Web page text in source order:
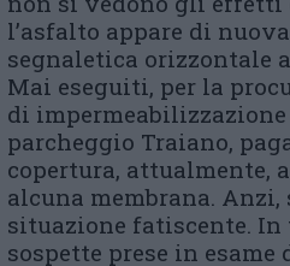
l’asfalto appare di
segnaletica orizzontale
Mai eseguiti, per la
di
parcheggio Traiano,
copertura, attualmente,
alcuna membrana. Anzi,
situazione fatiscente. In
sospette prese in esame